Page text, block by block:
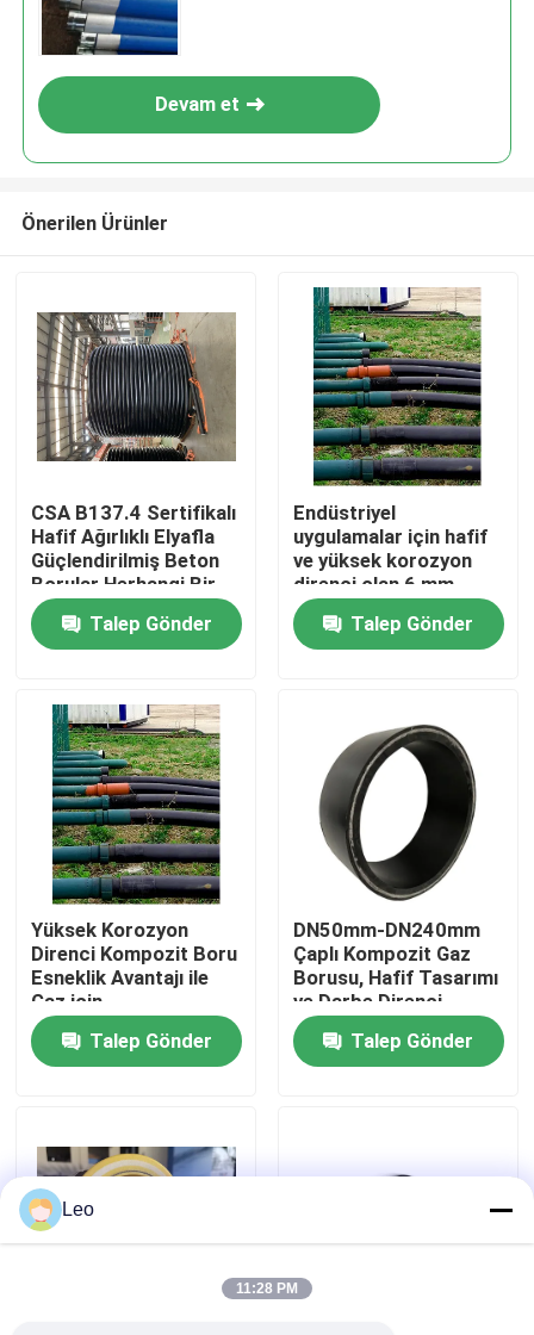
Ana sayfa
Ürünler
VR Gösterisi
Hakkımızda
Fabrika turu
Kalite kontrol
Haberler
Teklif isteği
Devam et
Önerilen Ürünler
CSA B137.4 Sertifikalı
Hafif Ağırlıklı Elyafla
Güçlendirilmiş Beton
Borular Herhangi Bir
Proje için Dayanıklı ve
DayanıklıTalep Gönder
Endüstriyel
uygulamalar için hafif
ve yüksek korozyon
direnci olan 6 mm
kalınlığında bileşik gaz
borusuTalep Gönder
Yüksek Korozyon
Direnci Kompozit Boru
Esneklik Avantajı ile
Gaz için
Talep Gönder
DN50mm-DN240mm
Çaplı Kompozit Gaz
Borusu, Hafif Tasarımı
ve Darbe Direnci
Özelliği ile
Talep Gönder
Leo
11:28 PM